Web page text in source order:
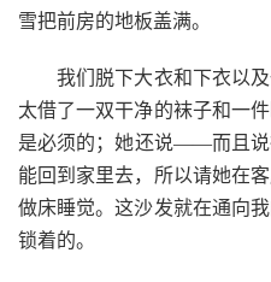
雪把前房的地板盖满。
我们脱下大衣和下衣以及
太借了一双干净的袜子和一
是必须的；她还说——而且
能回到家里去，所以请她在
做床睡觉。这沙发就在通向
锁着的。